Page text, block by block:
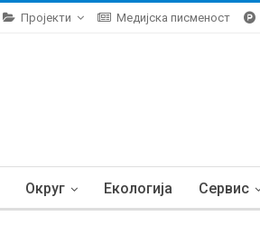
Пројекти Медијска писменост
Округ Екологија Сервис